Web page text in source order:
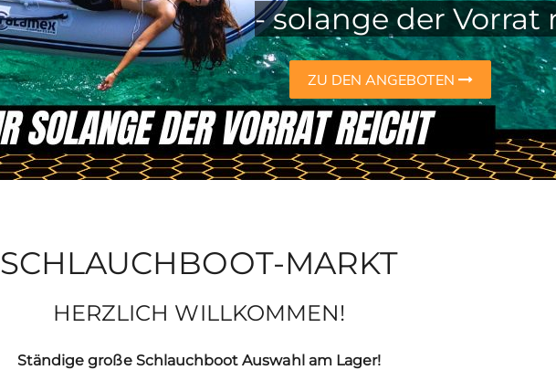
- solange derVorrat
ZU DEN ANGEBOTEN
SCHLAUCHBOOT-MARKT
HERZLICH WILLKOMMEN!
Ständige große Schlauchboot Auswahl am Lager!